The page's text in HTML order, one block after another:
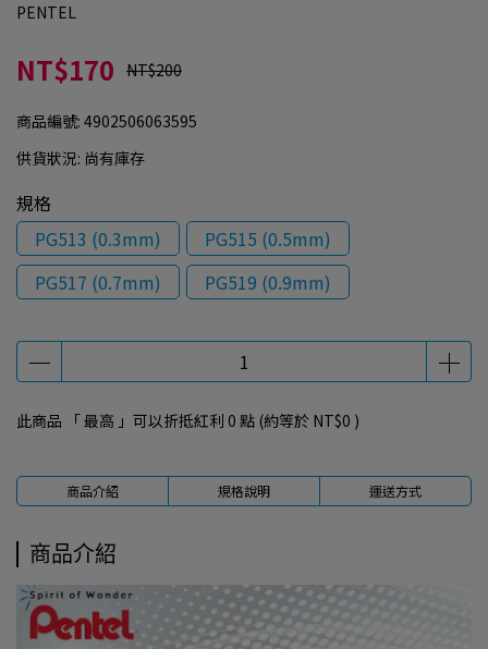
PENTEL
NT$170 NT$200
商品編號: 4902506063595
供貨狀況: 尚有庫存
規格
PG513 (0.3mm)
PG515 (0.5mm)
PG517 (0.7mm)
PG519 (0.9mm)
此商品 「 最高 」可以折抵紅利 0 點 (約等於 NT$0 )
商品介紹 規格說明 運送方式
商品介紹